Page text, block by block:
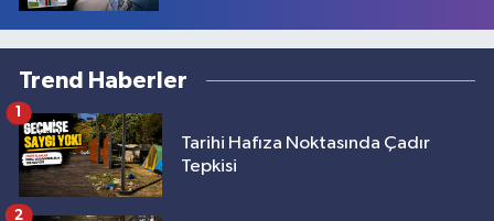
Trend Haberler
Tarihi Hafıza Noktasında Çadır
Tepkisi
1
2